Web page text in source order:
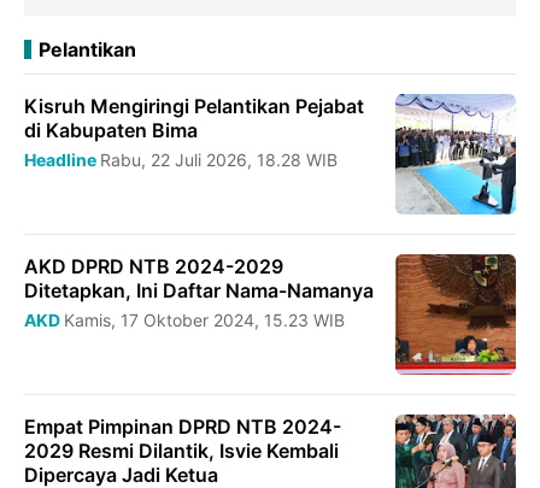
Pelantikan
Kisruh Mengiringi Pelantikan Pejabat
di Kabupaten Bima
Headline Rabu, 22 Juli 2026, 18.28 WIB
AKD DPRD NTB 2024-2029
Ditetapkan, Ini Daftar Nama-Namanya
AKD Kamis, 17 Oktober 2024, 15.23 WIB
Empat Pimpinan DPRD NTB 2024-
2029 Resmi Dilantik, Isvie Kembali
Dipercaya Jadi Ketua